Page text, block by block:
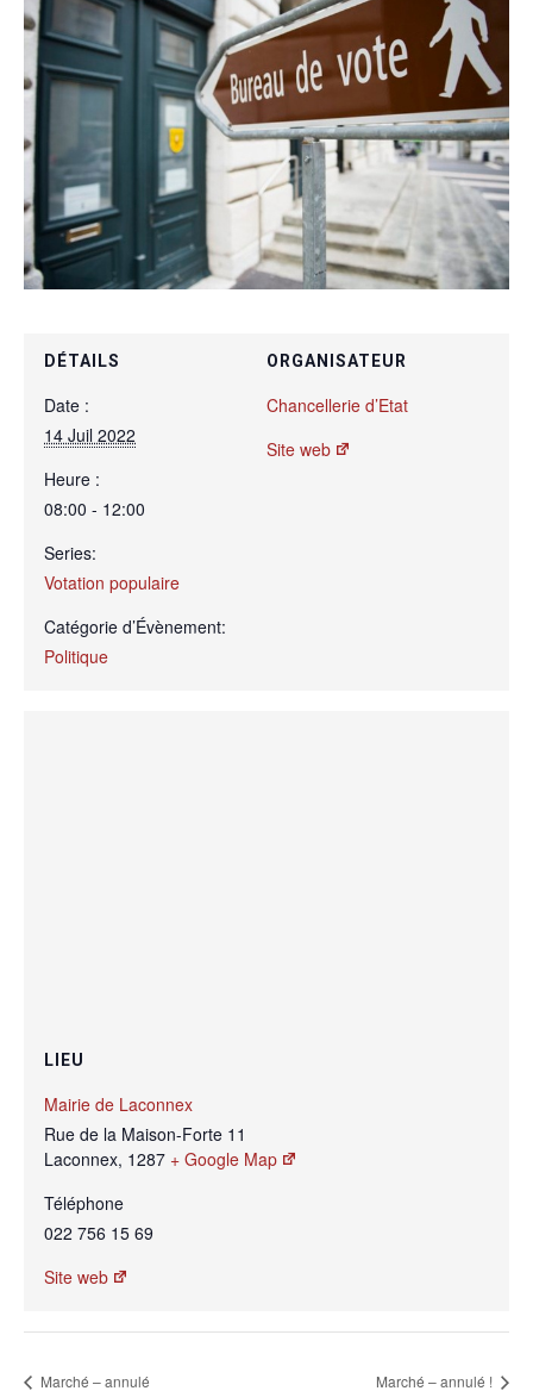
Genève
DÉTAILS
Date :
14 Juil 2022
Heure :
08:00 - 12:00
Series:
Votation populaire
Catégorie d’Évènement:
Politique
ORGANISATEUR
Chancellerie d’Etat
Site web
LIEU
Mairie de Laconnex
Rue de la Maison-Forte 11
Laconnex, 1287 + Google Map
Téléphone
022 756 15 69
Site web
Marché – annulé Marché – annulé !